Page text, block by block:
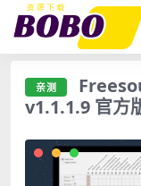
亲测
v1.1.1.9 官方